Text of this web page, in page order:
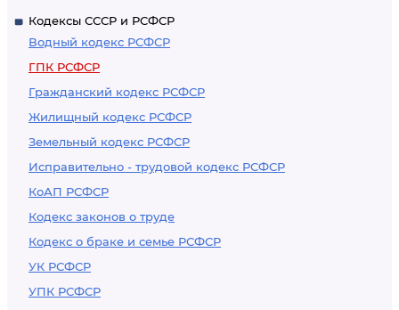
Кодексы СССР и РСФСР
Водный кодекс РСФСР
ГПК РСФСР
Гражданский кодекс РСФСР
Жилищный кодекс РСФСР
Земельный кодекс РСФСР
Исправительно - трудовой кодекс РСФСР
КоАП РСФСР
Кодекс законов о труде
Кодекс о браке и семье РСФСР
УК РСФСР
УПК РСФСР